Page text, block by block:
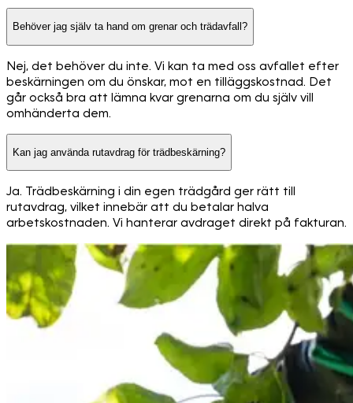
Behöver jag själv ta hand om grenar och trädavfall?
Nej, det behöver du inte. Vi kan ta med oss avfallet efter
beskärningen om du önskar, mot en tilläggskostnad. Det
går också bra att lämna kvar grenarna om du själv vill
omhänderta dem.
Kan jag använda rutavdrag för trädbeskärning?
Ja. Trädbeskärning i din egen trädgård ger rätt till
rutavdrag, vilket innebär att du betalar halva
arbetskostnaden. Vi hanterar avdraget direkt på fakturan.